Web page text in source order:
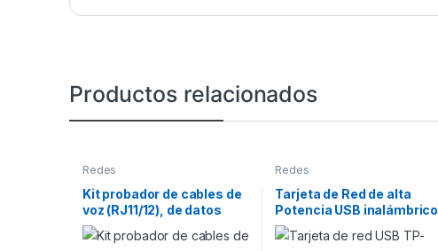
Productos relacionados
Redes
Kit probador de cables de
voz (RJ11/12), de datos
(RJ45) y de video (coaxial
con conector F).
Redes
Tarjeta de Red de alta
Potencia USB inalámbrico
N 300 Mbps 2.4 GHz con 2
Antenas externas de 5 dBi